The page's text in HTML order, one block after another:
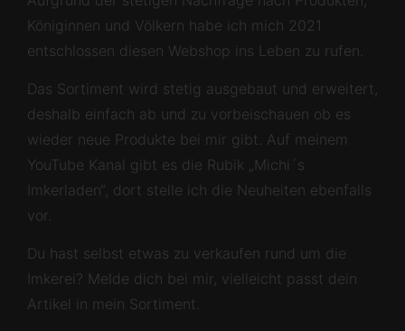
Königinnen und Völkern habe ich mich 2021
entschlossen diesen Webshop ins Leben zu rufen.
Das Sortiment wird stetig ausgebaut und erweitert,
deshalb einfach ab und zu vorbeischauen ob es
wieder neue Produkte bei mir gibt. Auf meinem
YouTube Kanal gibt es die Rubik „Michi´s
Imkerladen“, dort stelle ich die Neuheiten ebenfalls
vor.
Du hast selbst etwas zu verkaufen rund um die
Imkerei? Melde dich bei mir, vielleicht passt dein
Artikel in mein Sortiment.